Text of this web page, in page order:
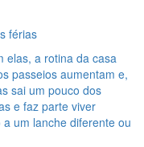
férias
elas, a rotina da casa
passeios aumentam e,
sai um pouco dos
e faz parte viver
um lanche diferente ou